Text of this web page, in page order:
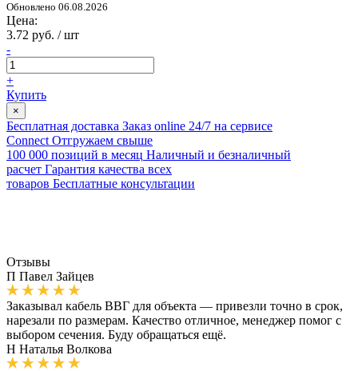
Обновлено 06.08.2026
Цена:
3.72 руб. / шт
-
+
Купить
×
Бесплатная доставка Заказ online 24/7 на сервисе
Connect Отгружаем свыше
100 000 позиций в месяц Наличный и безналичный
расчет Гарантия качества всех
товаров Бесплатные консультации
Отзывы
П Павел Зайцев
Заказывал кабель ВВГ для объекта — привезли точно в срок,
нарезали по размерам. Качество отличное, менеджер помог с
выбором сечения. Буду обращаться ещё.
Н Наталья Волкова